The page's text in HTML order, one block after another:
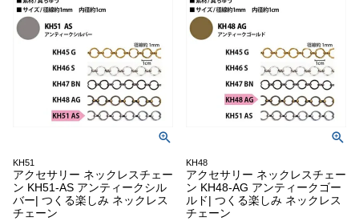
KH51
アクセサリー ネックレスチェー
ン KH51-AS アンティークシル
バー| つくる楽しみ ネックレス
チェーン
KH48
アクセサリー ネックレスチェー
ン KH48-AG アンティークゴー
ルド| つくる楽しみ ネックレス
チェーン